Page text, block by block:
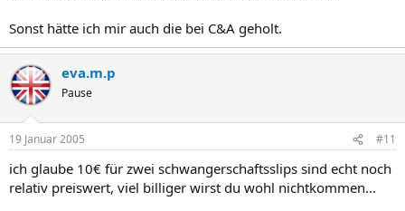
Sonst hätte ich mir auch die bei C&A geholt.
eva.m.p
Pause
19 Januar 2005 #11
ich glaube 10€ für zwei schwangerschaftsslips sind echt noch
relativ preiswert, viel billiger wirst du wohl nichtkommen...